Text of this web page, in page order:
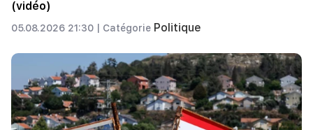
(vidéo)
05.08.2026 21:30 | Catégorie Politique